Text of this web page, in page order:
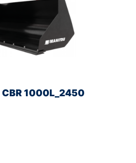
CBR 1000L_2450